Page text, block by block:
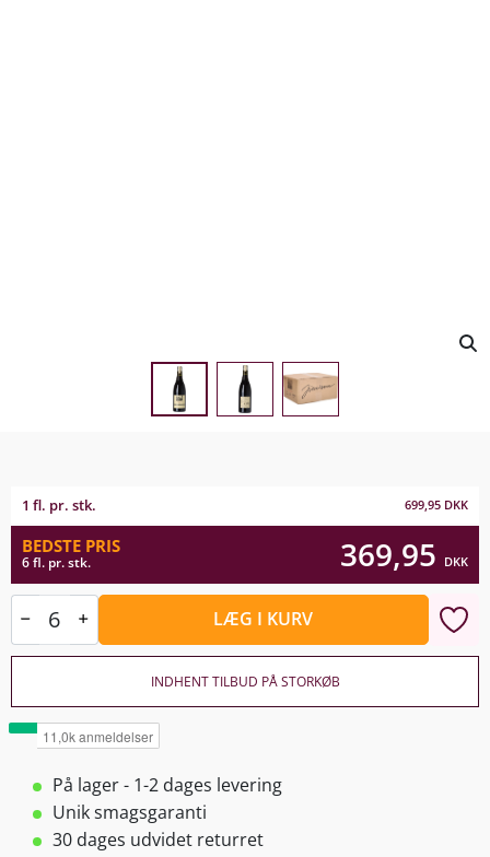
1 fl. pr. stk. 699,95 DKK
BEDSTE PRIS
6 fl. pr. stk. 369,95 DKK
LÆG I KURV
INDHENT TILBUD PÅ STORKØB
På lager - 1-2 dages levering
Unik smagsgaranti
30 dages udvidet returret